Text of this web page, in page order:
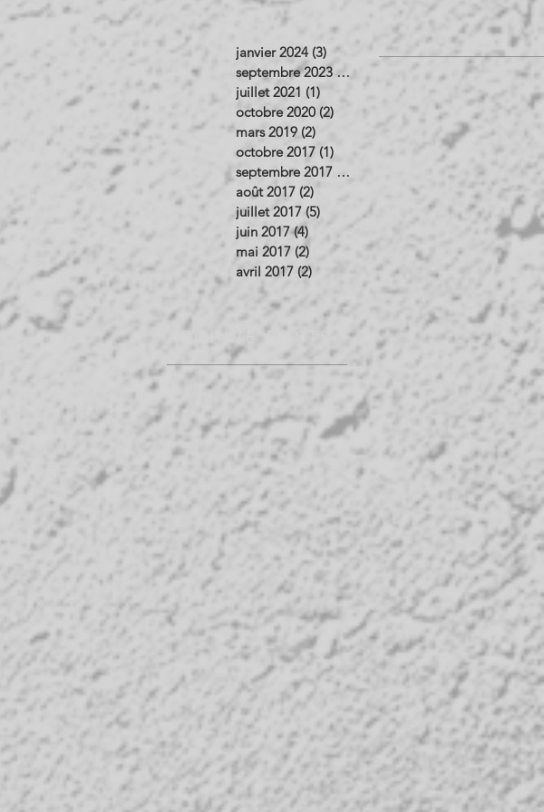
janvier 2024 (3) 3 posts
septembre 2023 (1)
1 post
juillet 2021 (1)
octobre 2020 (2) 2 posts
mars 2019 (2)
octobre 2017 (1)
septembre 2017 (3)
août 2017 (2) 2 posts
juillet 2017 (5)
juin 2017 (4) 4 posts
mai 2017 (2) 2 posts
avril 2017 (2) 2 posts
ARCHIVE POSTS